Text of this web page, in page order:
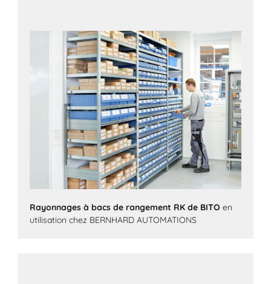
Rayonnages à bacs de rangement RK de BITO en
utilisation chez BERNHARD AUTOMATIONS